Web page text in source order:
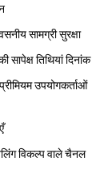
सामग्री सुरक्षा
तिथियां दिनांक
उपयोगकर्ताओं
विकल्प वाले चैनल